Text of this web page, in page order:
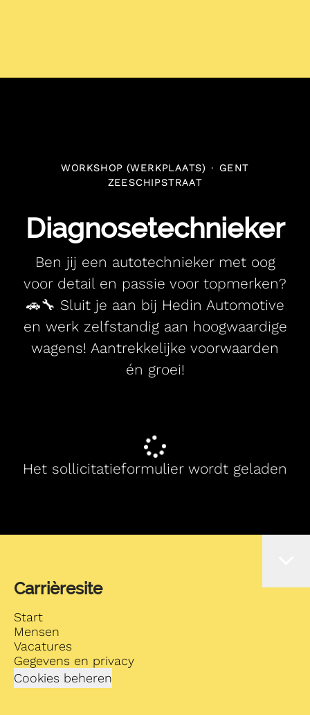
WORKSHOP (WERKPLAATS) ·
GENT
ZEESCHIPSTRAAT
Diagnosetechnieker
Ben jij een autotechnieker met oog
voor detail en passie voor topmerken?
🚗🔧 Sluit je aan bij Hedin Automotive
en werk zelfstandig aan hoogwaardige
wagens! Aantrekkelijke voorwaarden
én groei!
Het sollicitatieformulier wordt geladen
Carrièresite
Start
Mensen
Vacatures
Gegevens en privacy
Cookies beheren